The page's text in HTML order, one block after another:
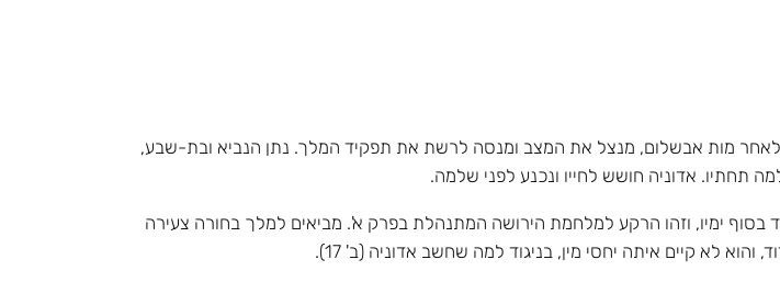
לאחר מות אבשלום, מנצל את המצב ומנסה לרשת את תפקיד המלך. נתן הנביא ובת-שבע,
תחתיו. אדוניה חושש לחייו ונכנע לפני שלמה.
ימיו, וזהו הרקע למלחמת הירושה המתנהלת בפרק א'. מביאים למלך בחורה צעירה
לא קיים איתה יחסי מין, בניגוד למה שחשב אדוניה (ב' 17).